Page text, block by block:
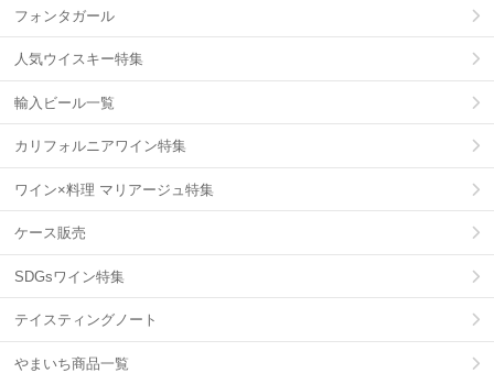
フォンタガール
人気ウイスキー特集
輸入ビール一覧
カリフォルニアワイン特集
ワイン×料理 マリアージュ特集
ケース販売
SDGsワイン特集
テイスティングノート
やまいち商品一覧